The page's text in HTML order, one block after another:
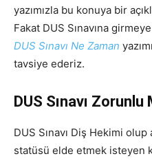
yazımızla bu konuya bir
Fakat DUS Sınavına
DUS Sınavı Ne Zaman
tavsiye ederiz.
DUS Sınavı Zorunlu
DUS Sınavı Diş Hekimi
statüsü elde etmek isteyen